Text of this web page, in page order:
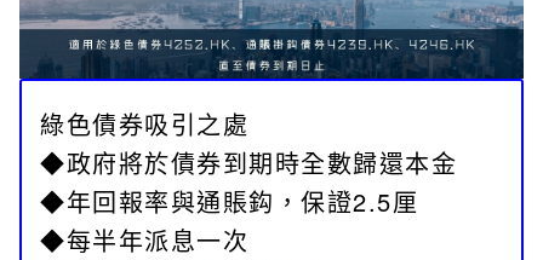
綠色債券吸引之處
◆政府將於債券到期時全數歸還本金
◆年回報率與通賬鈎，保證2.5厘
◆每半年派息一次